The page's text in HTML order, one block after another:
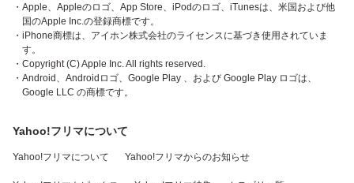
・Apple、Appleのロゴ、App Store、iPodのロゴ、iTunesは、米国および他
国のApple Inc.の登録商標です。
・iPhone商標は、アイホン株式会社のライセンスに基づき使用されていま
す。
・Copyright (C) Apple Inc. All rights reserved.
・Android、Androidロゴ、Google Play 、および Google Play ロゴは、
Google LLC の商標です。
Yahoo!フリマについて
Yahoo!フリマについて Yahoo!フリマからのお知らせ